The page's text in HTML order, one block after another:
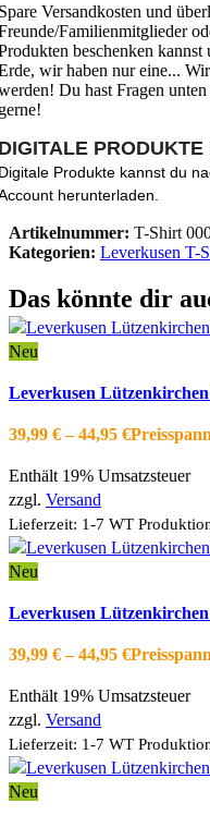
Versandkosten und
Familienmitglieder
beschenken
wir haben nur eine...
Du hast Fragen
Produkte kannst du
herunterladen.
Artikelnummer: T-Shirt
Kategorien: Leverkusen T-
Das könnte dir
Neu
Die Optionen können auf
Zur Wishlist hinzufügen
Leverkusen Lützenkirchen
39,99 € –44,95 €
Enthält 19% Umsatzsteuer
zzgl. Versand
Lieferzeit: 1-7 WT
Neu
Die Optionen können auf
Zur Wishlist hinzufügen
Leverkusen
39,99 € –44,95 €
Enthält 19% Umsatzsteuer
zzgl. Versand
Lieferzeit: 1-7 WT
Neu